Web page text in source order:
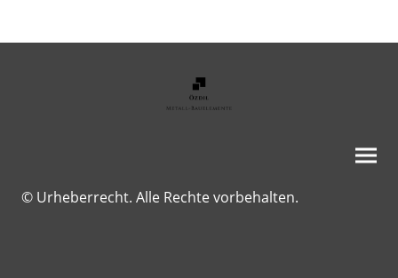
© Urheberrecht. Alle Rechte vorbehalten.